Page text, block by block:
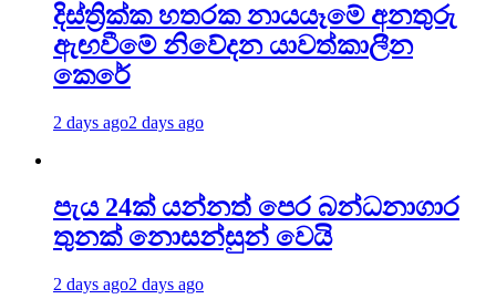
දිස්ත්‍රික්ක හතරක නායයෑමේ අනතුරු
ඇඟවීමේ නිවේදන යාවත්කාලීන
කෙරේ
2 days ago2 days ago
පැය 24ක් යන්නත් පෙර බන්ධනාගාර
තුනක් නොසන්සුන් වෙයි
2 days ago2 days ago